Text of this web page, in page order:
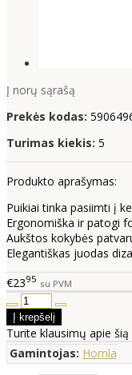
Į norų sąrašą
Prekės kodas:
Turimas kiekis: 5
Produkto aprašymas:
Puikiai tinka pasiimti į
Ergonomiška ir patogi
Aukštos kokybės
Elegantiškas juodas
€2395 su PVM
Turite klausimų apie šią
Gamintojas: Homla